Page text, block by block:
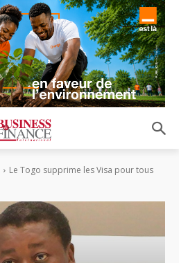
Le Togo supprime les Visa pour tous